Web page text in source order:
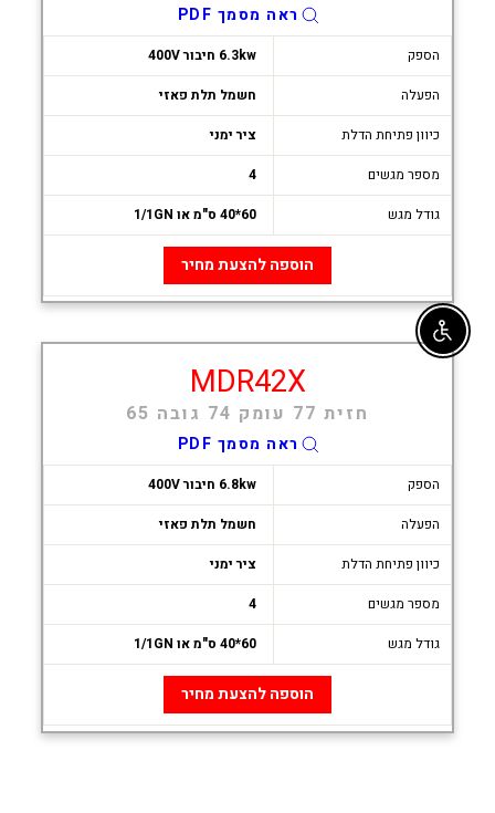
ראה מסמך PDF
הספק
6.3kw חיבור 400V
הפעלה
חשמל תלת פאזי
כיוון פתיחת הדלת
ציר ימני
מספר מגשים
4
גודל מגש
60*40 ס"מ או 1/1GN
הוספה להצעת מחיר
MDR42X
חזית 77 עומק 74 גובה 65
ראה מסמך PDF
הספק
6.8kw חיבור 400V
הפעלה
חשמל תלת פאזי
כיוון פתיחת הדלת
ציר ימני
מספר מגשים
4
גודל מגש
60*40 ס"מ או 1/1GN
הוספה להצעת מחיר
Enable accessibility